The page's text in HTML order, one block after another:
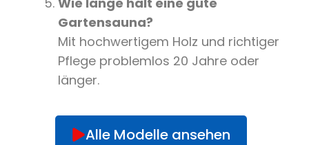
Gartensauna?
Mit hochwertigem Holz und richtiger
Pflege problemlos 20 Jahre oder
länger.
Alle Modelle ansehen